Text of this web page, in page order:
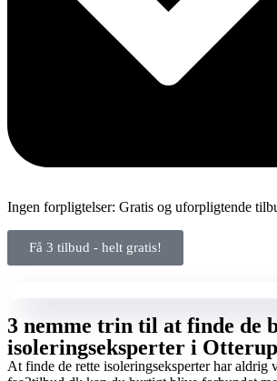
Ingen forpligtelser: Gratis og uforpligtende
Få 3 tilbud - helt gratis!
3 nemme trin til at finde de
isoleringseksperter i
At finde de rette isoleringseksperter har aldrig